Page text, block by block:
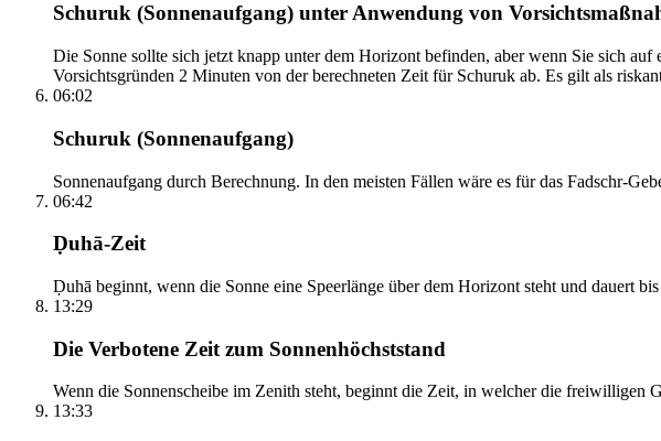
Schuruk (Sonnenaufgang) unter Anwendung von
Die Sonne sollte sich jetzt knapp unter dem Horizont befinden, aber wenn Sie sich
Vorsichtsgründen 2 Minuten von der berechneten Zeit für Schuruk ab. Es gilt als
06:02
Schuruk (Sonnenaufgang)
Sonnenaufgang durch Berechnung. In den meisten Fällen wäre es für das Fadschr-
06:42
Ḍuhā-Zeit
Ḍuhā beginnt, wenn die Sonne eine Speerlänge über dem Horizont steht und dauert
13:29
Die Verbotene Zeit zum Sonnenhöchststand
Wenn die Sonnenscheibe im Zenith steht, beginnt die Zeit, in welcher die freiwilligen
13:33